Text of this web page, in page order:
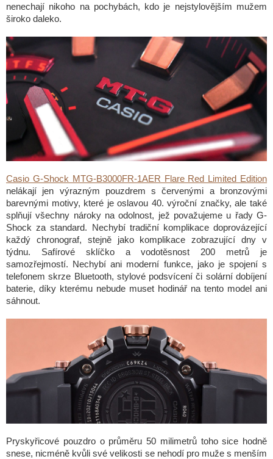
nenechají nikoho na pochybách, kdo je nejstylovějším mužem
široko daleko.
Casio G-Shock MTG-B3000FR-1AER Flare Red Limited Edition
nelákají jen výrazným pouzdrem s červenými a bronzovými
barevnými motivy, které je oslavou 40. výroční značky, ale také
splňují všechny nároky na odolnost, jež považujeme u řady G-
Shock za standard. Nechybí tradiční komplikace doprovázející
každý chronograf, stejně jako komplikace zobrazující dny v
týdnu. Safírové sklíčko a vodotěsnost 200 metrů je
samozřejmostí. Nechybí ani moderní funkce, jako je spojení s
telefonem skrze Bluetooth, stylové podsvícení či solární dobíjení
baterie, díky kterému nebude muset hodinář na tento model ani
sáhnout.
Pryskyřicové pouzdro o průměru 50 milimetrů toho sice hodně
snese, nicméně kvůli své velikosti se nehodí pro muže s menším